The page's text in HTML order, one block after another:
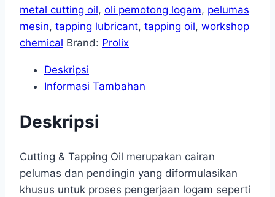
metal cutting oil, oli pemotong logam, pelumas
mesin, tapping lubricant, tapping oil, workshop
chemical Brand: Prolix
Deskripsi
Informasi Tambahan
Deskripsi
Cutting & Tapping Oil merupakan cairan
pelumas dan pendingin yang diformulasikan
khusus untuk proses pengerjaan logam seperti